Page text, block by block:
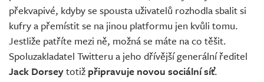
překvapivé, kdyby se spousta uživatelů rozhodla sbalit si
kufry a přemístit se na jinou platformu jen kvůli tomu.
Jestliže patříte mezi ně, možná se máte na co těšit.
Spoluzakladatel Twitteru a jeho dřívější generální ředitel
Jack Dorseytotiž připravuje novou sociální síť.